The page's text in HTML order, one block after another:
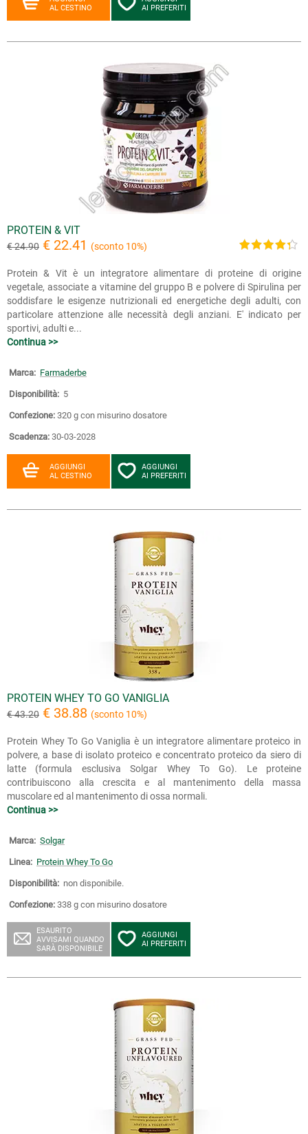
AL CESTINO
AI PREFERITI
PROTEIN & VIT
€ 24.90 € 22.41 (sconto 10%)
Protein & Vit è un integratore alimentare di proteine di origine
vegetale, associate a vitamine del gruppo B e polvere di Spirulina per
soddisfare le esigenze nutrizionali ed energetiche degli adulti, con
particolare attenzione alle necessità degli anziani. E' indicato per
sportivi, adulti e...
Continua >>
Marca: Farmaderbe
Disponibilità: 5
Confezione: 320 g con misurino dosatore
Scadenza: 30-03-2028
AGGIUNGI
AL CESTINO
AGGIUNGI
AI PREFERITI
PROTEIN WHEY TO GO VANIGLIA
€ 43.20 € 38.88 (sconto 10%)
Protein Whey To Go Vaniglia è un integratore alimentare proteico in
polvere, a base di isolato proteico e concentrato proteico da siero di
latte (formula esclusiva Solgar Whey To Go). Le proteine
contribuiscono alla crescita e al mantenimento della massa
muscolare ed al mantenimento di ossa normali.
Continua >>
Marca: Solgar
Linea: Protein Whey To Go
Disponibilità: non disponibile.
Confezione: 338 g con misurino dosatore
ESAURITO
AVVISAMI QUANDO
SARÀ DISPONIBILE
AGGIUNGI
AI PREFERITI